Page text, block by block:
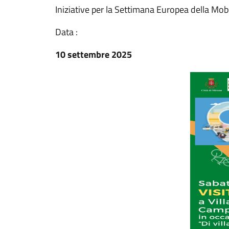
Iniziative per la Settimana Europea della
Data :
10 settembre 2025